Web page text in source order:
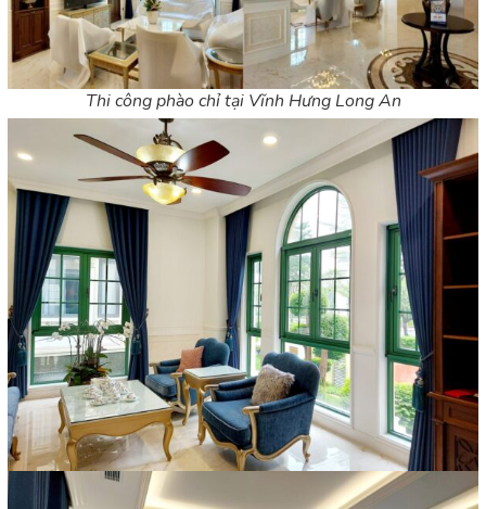
Thi công phào chỉ tại Vĩnh Hưng Long An